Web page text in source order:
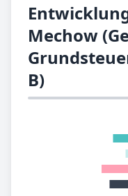
Mechow
B)